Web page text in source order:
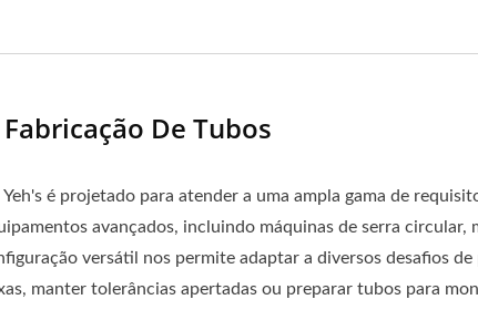
De Tubos
é projetado para atender a uma ampla gama de
avançados, incluindo máquinas de serra
versátil nos permite adaptar a diversos desafios
manter tolerâncias apertadas ou preparar tubos para